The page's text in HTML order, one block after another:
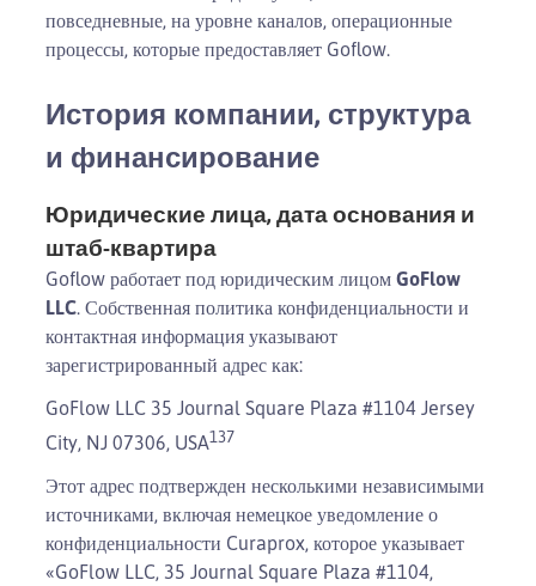
повседневные, на уровне каналов, операционные
процессы, которые предоставляет Goflow.
История компании, структура
и финансирование
Юридические лица, дата основания и
штаб-квартира
Goflow работает под юридическим лицом GoFlow
LLC. Собственная политика конфиденциальности и
контактная информация указывают
зарегистрированный адрес как:
GoFlow LLC 35 Journal Square Plaza #1104 Jersey
City, NJ 07306, USA137
Этот адрес подтвержден несколькими независимыми
источниками, включая немецкое уведомление о
конфиденциальности Curaprox, которое указывает
«GoFlow LLC, 35 Journal Square Plaza #1104,